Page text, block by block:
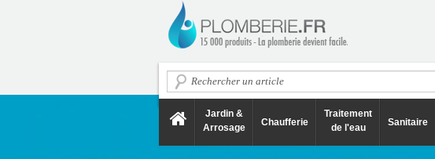
Jardin &
Arrosage
Chaufferie
Traitement
de l'eau
Sanitaire